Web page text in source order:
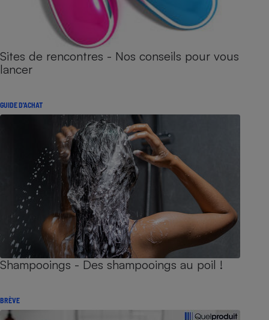
Sites de rencontres - Nos conseils pour vous
lancer
GUIDE D'ACHAT
Shampooings - Des shampooings au poil !
BRÈVE